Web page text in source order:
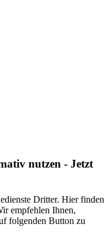
nutzen - Jetzt
Dritter. Hier finden
empfehlen Ihnen,
folgenden Button zu